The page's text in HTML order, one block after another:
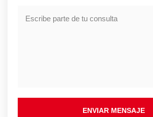
ENVIAR MENSAJE